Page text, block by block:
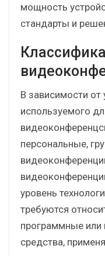
мощность
стандарты и
В зависимости от
используемого
персональные,
уровень
требуются
программные или
средства,